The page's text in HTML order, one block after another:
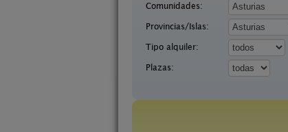
Comunidades:
Provincias/Islas:
Tipo alquiler:
Plazas: